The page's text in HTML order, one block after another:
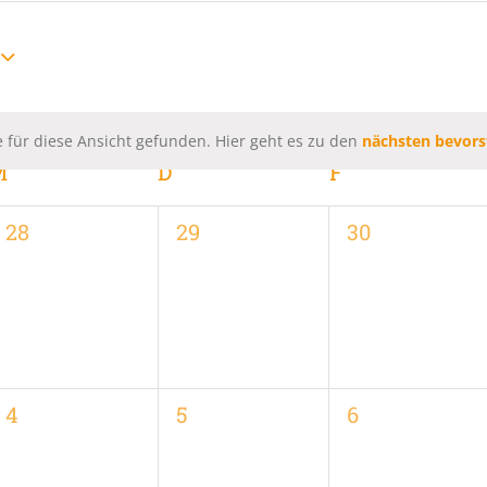
Hinweis
für diese Ansicht gefunden. Hier geht es zu den nächsten
D F
0
28
0
29
0
30
0
4
0
5
0
6